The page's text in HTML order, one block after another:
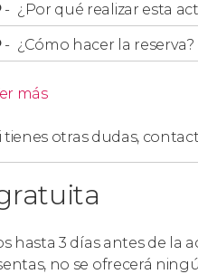
- ¿Por qué realizar esta
- ¿Cómo hacer la reserva?
más
tienes otras dudas,
hasta 3 días antes de la
no se ofrecerá